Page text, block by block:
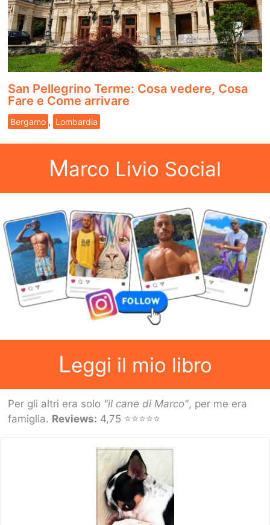
San Pellegrino Terme: Cosa vedere, Cosa
Fare e Come arrivare
Bergamo , Lombardia
Marco Livio Social
Leggi il mio libro
Per gli altri era solo "il cane di Marco", per me era
famiglia. Reviews: 4,75 ⭐⭐⭐⭐⭐